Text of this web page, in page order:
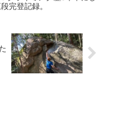
完登記録。